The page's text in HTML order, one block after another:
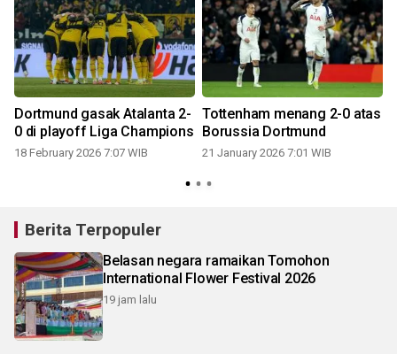
Dortmund gasak Atalanta 2-
0 di playoff Liga Champions
18 February 2026 7:07 WIB
Tottenham menang 2-0 atas
Borussia Dortmund
21 January 2026 7:01 WIB
Berita Terpopuler
Belasan negara ramaikan Tomohon
International Flower Festival 2026
19 jam lalu